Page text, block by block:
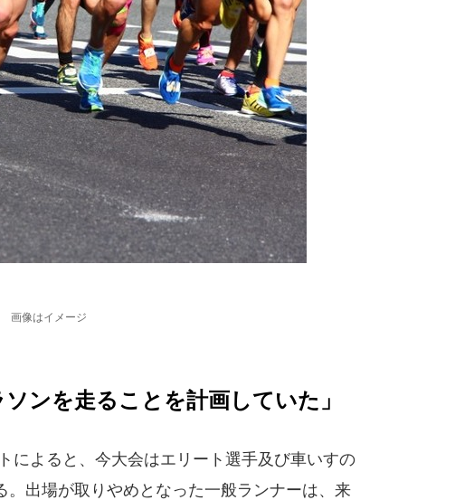
画像はイメージ
ンを走ることを計画していた」
よると、今大会はエリート選手及び車いすの
出場が取りやめとなった一般ランナーは、来